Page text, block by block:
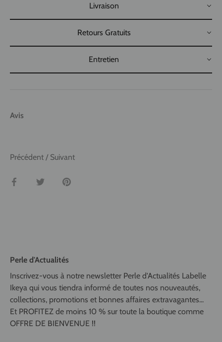
Livraison
Retours Gratuits
Entretien
Avis
Précédent / Suivant
Partager TweeterÉpingler
Perle d'Actualités
Inscrivez-vous à notre newsletter Perle d'Actualités Labelle
Ikeya qui vous tiendra informé de toutes nos nouveautés,
collections, promotions et bonnes affaires extravagantes...
Et PROFITEZ de moins 10 % sur toute la boutique comme
OFFRE DE BIENVENUE !!